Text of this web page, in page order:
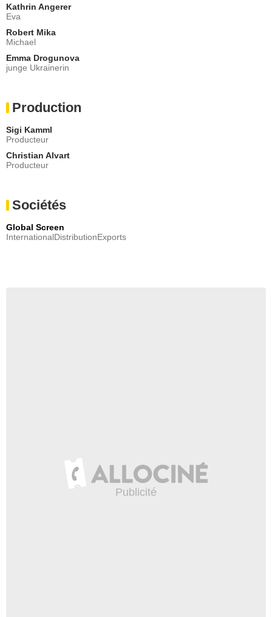
Kathrin Angerer
Eva
Robert Mika
Michael
Emma Drogunova
junge Ukrainerin
Production
Sigi Kamml
Producteur
Christian Alvart
Producteur
Sociétés
Global Screen
InternationalDistributionExports